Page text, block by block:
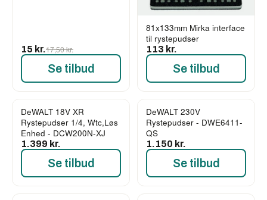
15 kr.17,50 kr.
Se tilbud
81x133mm Mirka interface
til rystepudser
113 kr.
Se tilbud
DeWALT 18V XR
Rystepudser 1/4, Wtc,Løs
Enhed - DCW200N-XJ
1.399 kr.
Se tilbud
DeWALT 230V
Rystepudser - DWE6411-
QS
1.150 kr.
Se tilbud